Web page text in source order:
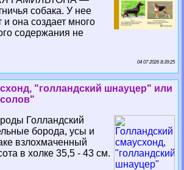
собака. У нее
она создает много
содержания не
04 07 2026 8:39:25
"голландский шнауцер" или
Голландский
борода, усы и
взлохмаченный
в холке 35,5 - 43 см.